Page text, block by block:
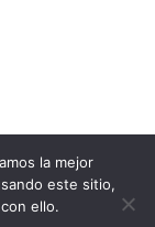
derechos
la mejor
este sitio,
ello.